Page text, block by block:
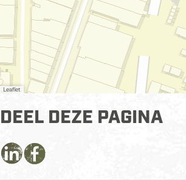
Leaflet
DEEL DEZE PAGINA
D
D